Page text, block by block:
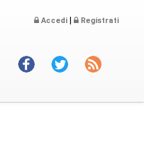
Accedi | Registrati